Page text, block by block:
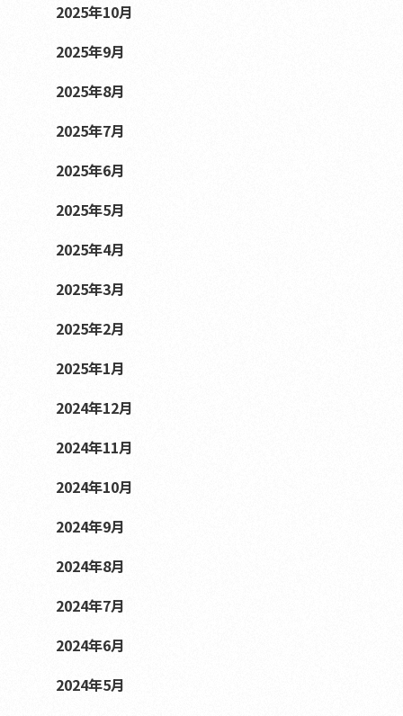
2025年10月
2025年9月
2025年8月
2025年7月
2025年6月
2025年5月
2025年4月
2025年3月
2025年2月
2025年1月
2024年12月
2024年11月
2024年10月
2024年9月
2024年8月
2024年7月
2024年6月
2024年5月